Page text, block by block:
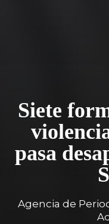
Siete
pasa
Agencia de